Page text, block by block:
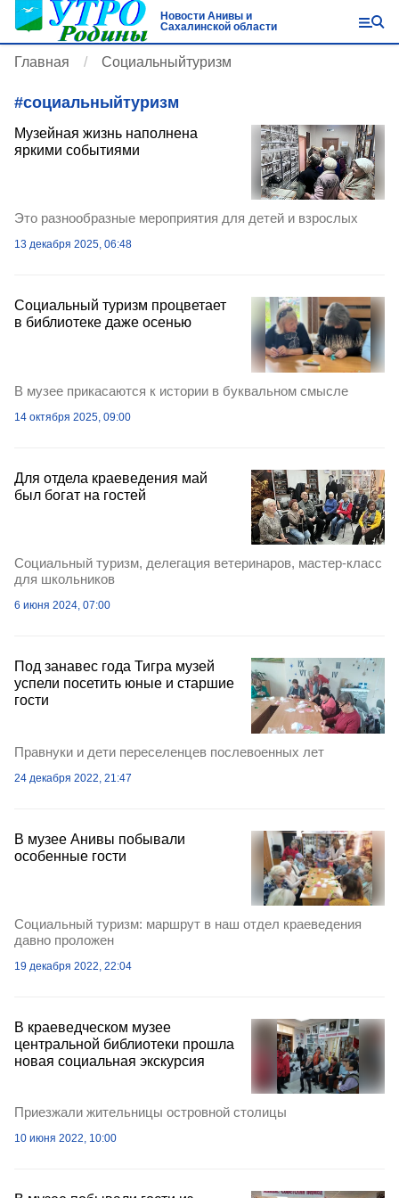
Новости Анивы и
Сахалинской области
Главная Социальныйтуризм
#социальныйтуризм
Музейная жизнь наполнена
яркими событиями
Это разнообразные мероприятия для детей и взрослых
13 декабря 2025, 06:48
Социальный туризм процветает
в библиотеке даже осенью
В музее прикасаются к истории в буквальном смысле
14 октября 2025, 09:00
Для отдела краеведения май
был богат на гостей
Социальный туризм, делегация ветеринаров, мастер-класс
для школьников
6 июня 2024, 07:00
Под занавес года Тигра музей
успели посетить юные и старшие
гости
Правнуки и дети переселенцев послевоенных лет
24 декабря 2022, 21:47
В музее Анивы побывали
особенные гости
Социальный туризм: маршрут в наш отдел краеведения
давно проложен
19 декабря 2022, 22:04
В краеведческом музее
центральной библиотеки прошла
новая социальная экскурсия
Приезжали жительницы островной столицы
10 июня 2022, 10:00